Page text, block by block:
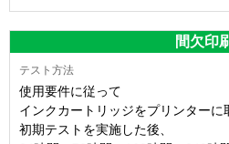
間欠印
使用要件に従って
インクカートリッジをプリンターに
初期テストを実施した後、